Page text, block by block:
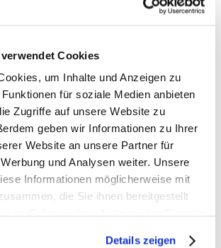
Cookies
um Inhalte und Anzeigen zu
für soziale Medien anbieten
Zugriffe auf unsere Website zu
geben wir Informationen zu Ihrer
Website an unsere Partner für
und Analysen weiter. Unsere
Informationen möglicherweise mit
die Sie ihnen bereitgestellt
Details zeigen
das bequeme Tragen der
bieten schnellen Zugang zu
auf einem Trolley befestigbar und
Schlüsselhalter hält Ihre Schlüssel
Sitzkissen sorgt für Komfort bei
mit einer umfangreichen Ausstattung